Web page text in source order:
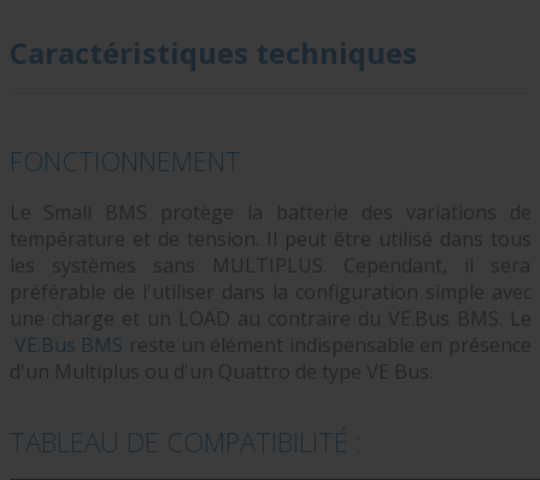
Caractéristiques techniques
FONCTIONNEMENT
Le Small BMS protège la batterie des variations de
température et de tension. Il peut être utilisé dans tous
les systèmes sans MULTIPLUS. Cependant, il sera
préférable de l'utiliser dans la configuration simple avec
une charge et un LOAD au contraire du VE.Bus BMS. Le
VE.Bus BMS reste un élément indispensable en présence
d'un Multiplus ou d'un Quattro de type VE Bus.
TABLEAU DE COMPATIBILITÉ :